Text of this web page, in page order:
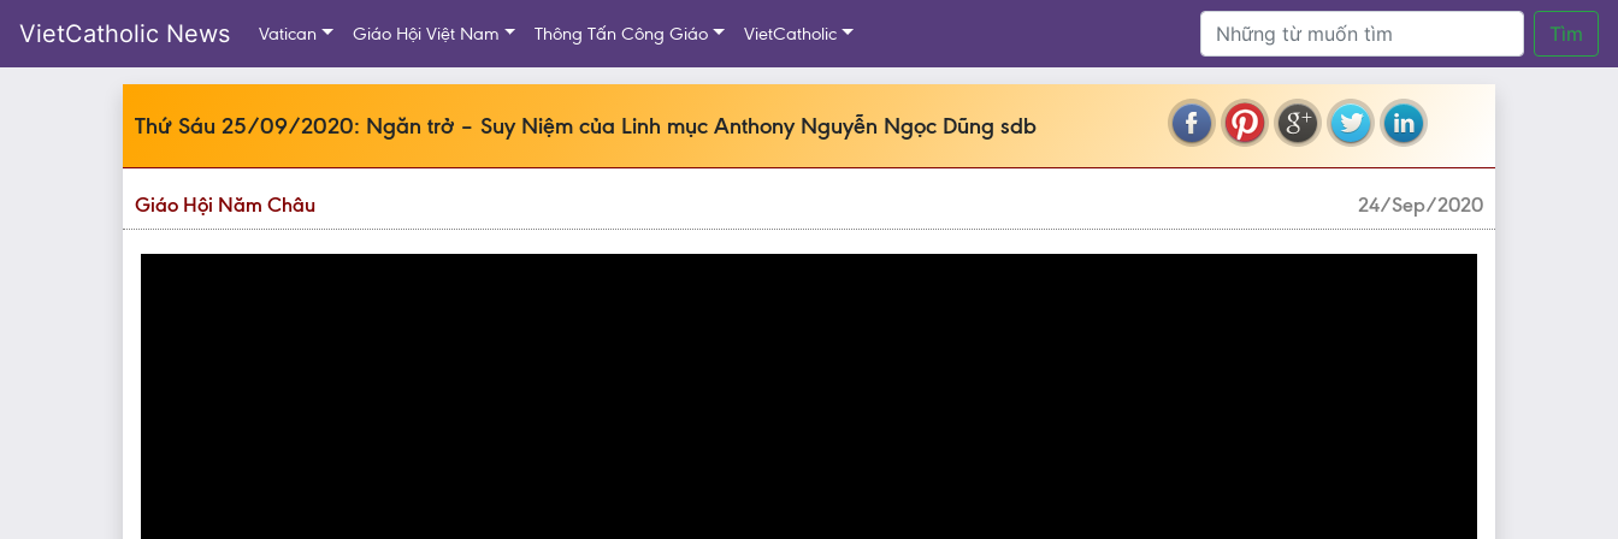
VietCatholic News Vatican Giáo Hội Việt Nam Thông Tấn Công Giáo VietCatholic Tìm
Thứ Sáu 25/09/2020: Ngăn trở – Suy Niệm của Linh mục Anthony Nguyễn Ngọc Dũng sdb
Giáo Hội Năm Châu 24/Sep/2020